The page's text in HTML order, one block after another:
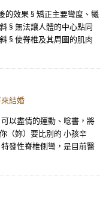
的效果 § 矯正主要彎度、犧
§ 無法讓人體的中心點同
§ 使脊椎及其周圍的肌肉
結婚
以盡情的運動、唸書，將
（妳）要比別的 小孩辛
發性脊椎側彎，是目前醫